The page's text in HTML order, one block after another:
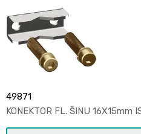
49871
KONEKTOR FL. ŠINU 16X15mm